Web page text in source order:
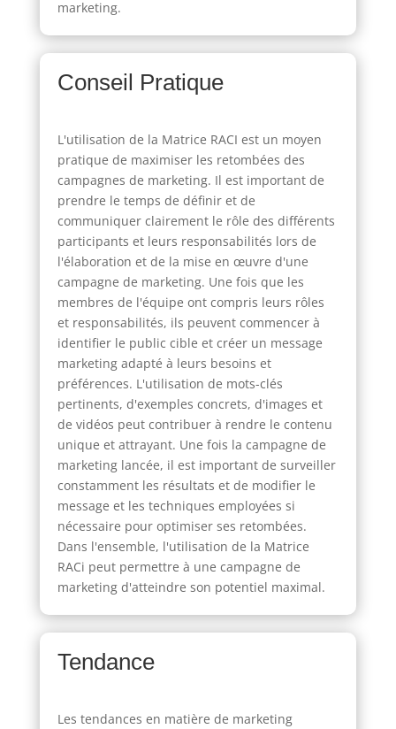
marketing.
Conseil Pratique
L'utilisation de la Matrice RACI est un moyen
pratique de maximiser les retombées des
campagnes de marketing. Il est important de
prendre le temps de définir et de
communiquer clairement le rôle des différents
participants et leurs responsabilités lors de
l'élaboration et de la mise en œuvre d'une
campagne de marketing. Une fois que les
membres de l'équipe ont compris leurs rôles
et responsabilités, ils peuvent commencer à
identifier le public cible et créer un message
marketing adapté à leurs besoins et
préférences. L'utilisation de mots-clés
pertinents, d'exemples concrets, d'images et
de vidéos peut contribuer à rendre le contenu
unique et attrayant. Une fois la campagne de
marketing lancée, il est important de surveiller
constamment les résultats et de modifier le
message et les techniques employées si
nécessaire pour optimiser ses retombées.
Dans l'ensemble, l'utilisation de la Matrice
RACi peut permettre à une campagne de
marketing d'atteindre son potentiel maximal.
Tendance
Les tendances en matière de marketing